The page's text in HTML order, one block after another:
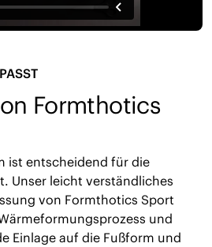
Formthotics
ist entscheidend für die
Unser leicht verständliches
von Formthotics Sport
und
Einlage auf die Fußform und